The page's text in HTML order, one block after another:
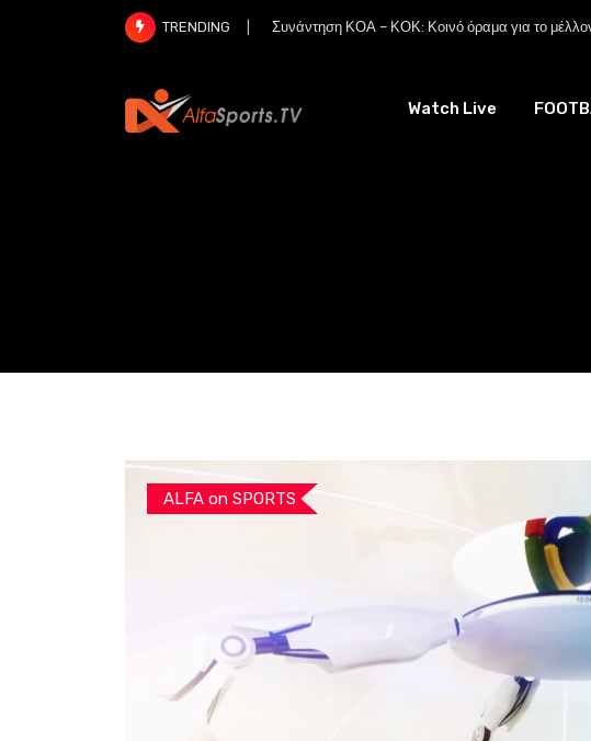
TRENDING Συνάντηση ΚΟΑ – ΚΟΚ: Κοινό όραμα για το
Watch Live
ALFA on SPORTS